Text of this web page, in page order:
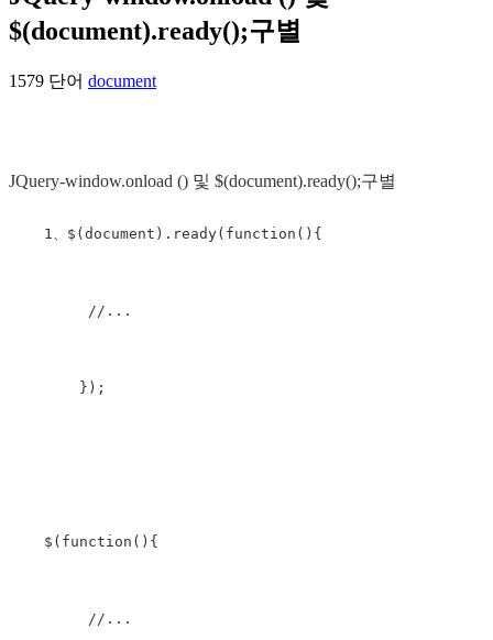
$(document).ready();구별
1579 단어 document
JQuery-window.onload () 및 $(document).ready();구별
    1、$(document).ready(function(){
         //...
        });
    $(function(){
         //...